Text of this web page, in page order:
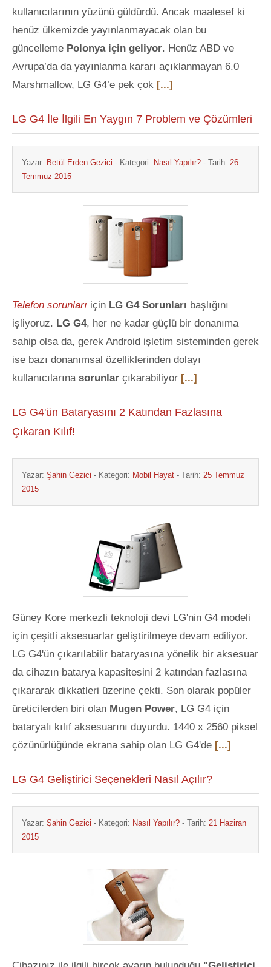
kullanıcılarının yüzünü güldürdü. Ancak maalesef ki
henüz ülkemizde yayınlanmayacak olan bu
güncelleme Polonya için geliyor. Henüz ABD ve
Avrupa’da da yayınlanma kararı açıklanmayan 6.0
Marshmallow, LG G4’e pek çok [...]
LG G4 İle İlgili En Yaygın 7 Problem ve Çözümleri
Yazar: Betül Erden Gezici - Kategori: Nasıl Yapılır? - Tarih: 26
Temmuz 2015
Telefon sorunları için LG G4 Sorunları başlığını
işliyoruz. LG G4, her ne kadar güçlü bir donanıma
sahip olsa da, gerek Android işletim sisteminden gerek
ise bazı donanımsal özelliklerinden dolayı
kullanıcılarına sorunlar çıkarabiliyor [...]
LG G4'ün Bataryasını 2 Katından Fazlasına
Çıkaran Kılıf!
Yazar: Şahin Gezici - Kategori: Mobil Hayat - Tarih: 25 Temmuz
2015
Güney Kore merkezli teknoloji devi LG'nin G4 modeli
için çeşitli aksesuarlar geliştirilmeye devam ediliyor.
LG G4'ün çıkarılabilir bataryasına yönelik bir aksesuar
da cihazın batarya kapasitesini 2 katından fazlasına
çıkararak dikkatleri üzerine çekti. Son olarak popüler
üreticilerden biri olan Mugen Power, LG G4 için
bataryalı kılıf aksesuarını duyurdu. 1440 x 2560 piksel
çözünürlüğünde ekrana sahip olan LG G4'de [...]
LG G4 Geliştirici Seçenekleri Nasıl Açılır?
Yazar: Şahin Gezici - Kategori: Nasıl Yapılır? - Tarih: 21 Haziran
2015